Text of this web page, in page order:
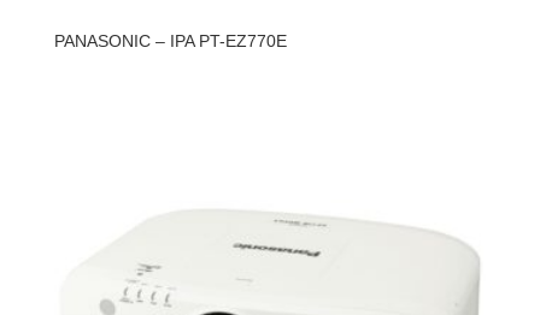
PANASONIC – IPA PT-EZ770E